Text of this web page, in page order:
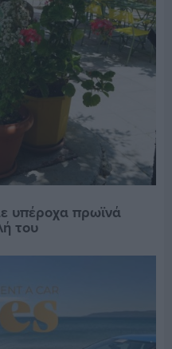
υπέροχα πρωϊνά
του